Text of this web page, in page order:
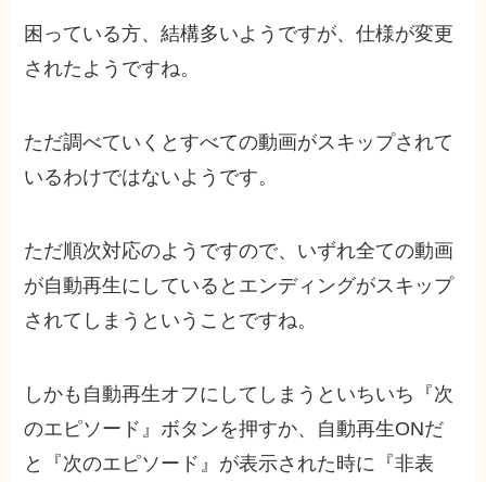
困っている方、結構多いようですが、仕様が変更
されたようですね。
ただ調べていくとすべての動画がスキップされて
いるわけではないようです。
ただ順次対応のようですので、いずれ全ての動画
が自動再生にしているとエンディングがスキップ
されてしまうということですね。
しかも自動再生オフにしてしまうといちいち『次
のエピソード』ボタンを押すか、自動再生ONだ
と『次のエピソード』が表示された時に『非表